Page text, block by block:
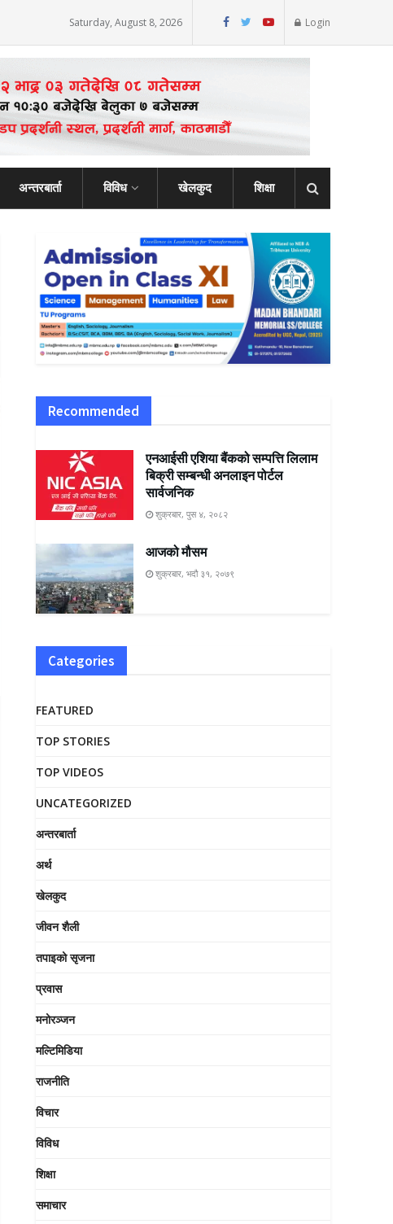
Saturday, August 8, 2026 Login
अन्तरबार्ता विविध खेलकुद शिक्षा
Recommended
एनआईसी एशिया बैंकको सम्पत्ति लिलाम
बिक्री सम्बन्धी अनलाइन पोर्टल
सार्वजनिक
शुक्रबार, पुस ४, २०८२
आजको मौसम
शुक्रबार, भदौ ३१, २०७९
Categories
FEATURED
TOP STORIES
TOP VIDEOS
UNCATEGORIZED
अन्तरबार्ता
अर्थ
खेलकुद
जीवन शैली
तपाइको सृजना
प्रवास
मनोरञ्जन
मल्टिमिडिया
राजनीति
विचार
विविध
शिक्षा
समाचार